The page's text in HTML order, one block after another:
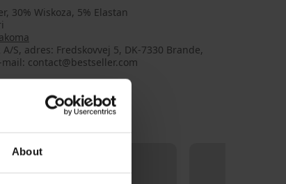
About
30% Wiskoza, 5% Elastan
A/S, adres: Fredskovvej 5, DK-7330 Brande,
contact@bestseller.com